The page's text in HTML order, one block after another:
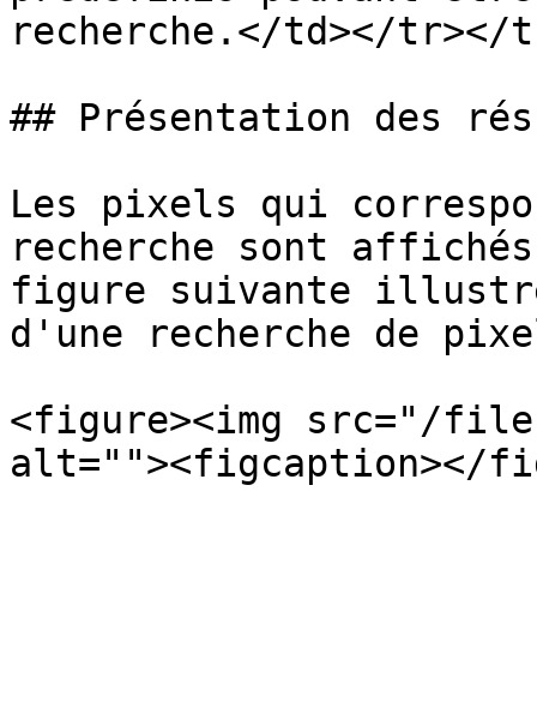
recherche.</td></tr></
## Présentation des
Les pixels qui
recherche sont
figure suivante
d'une recherche de
<figure><img src="/files/